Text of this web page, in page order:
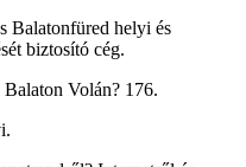
Balatonfüred helyi és
biztosító cég.
Balaton Volán? 176.